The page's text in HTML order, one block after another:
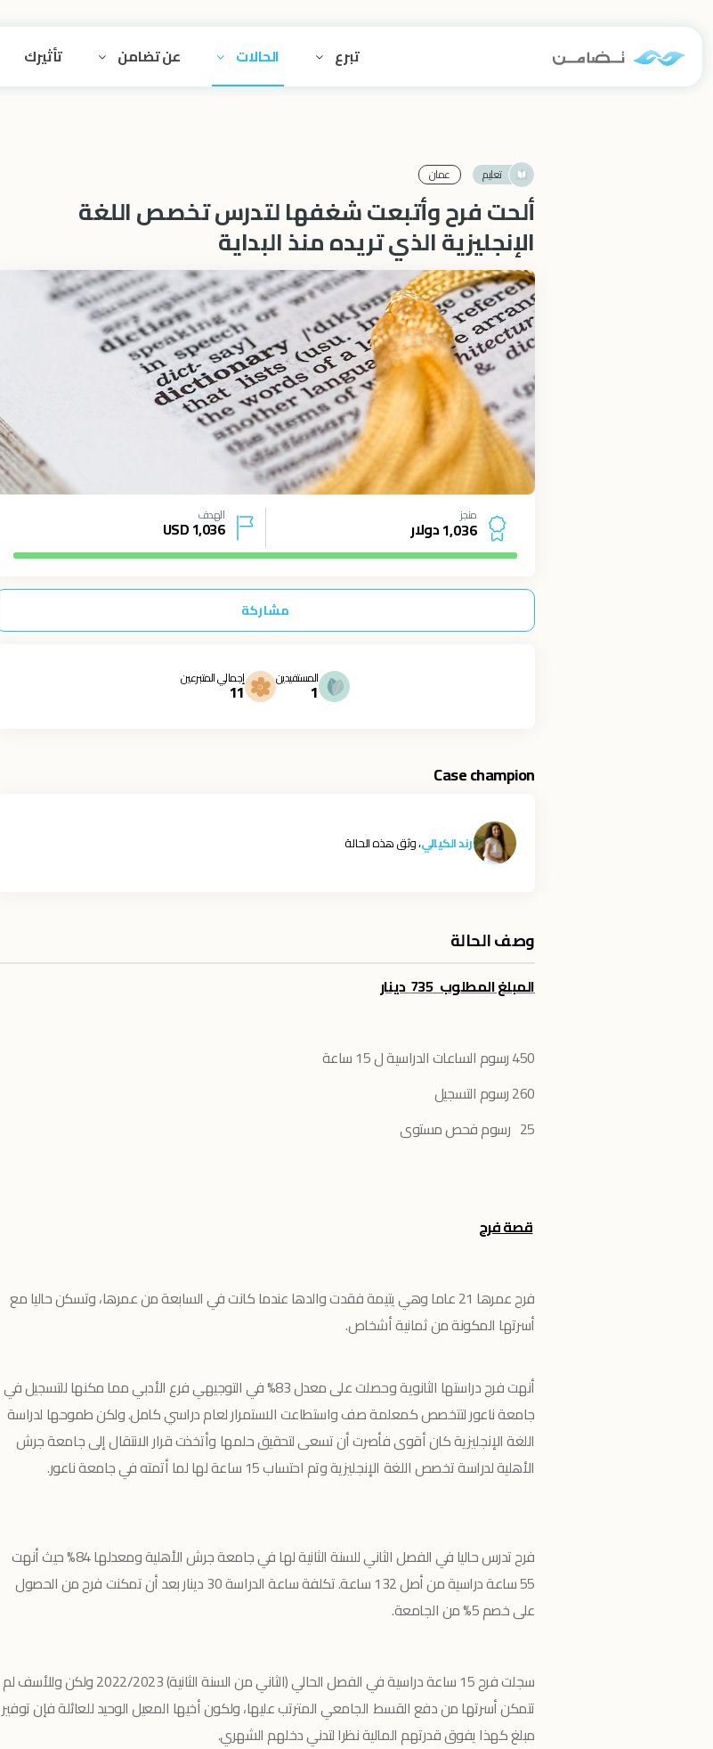
تبرع الحالات عن تضامن تأثيرك
تعليم عمان
ألحت فرح وأتبعت شغفها لتدرس تخصص اللغة
الإنجليزية الذي تريده منذ البداية
منجز
1,036 دولار
الهدف
1,036
USD
مشاركة
المستفيدين
1
إجمالي المتبرعين
11
Case champion
رند الكيالي، وثق هذه الحالة
وصف الحالة
المبلغ المطلوب 735 دينار
450 رسوم الساعات الدراسية ل 15 ساعة
260 رسوم التسجيل
25 رسوم فحص مستوى
قصة فرح
فرح عمرها 21 عاما وهي يتيمة فقدت والدها عندما كانت في السابعة من عمرها، وتسكن حاليا مع
أسرتها المكونة من ثمانية أشخاص.
أنهت فرح دراستها الثانوية وحصلت على معدل 83% في التوجيهي فرع الأدبي مما مكنها للتسجيل في
جامعة ناعور لتتخصص كمعلمة صف واستطاعت الاستمرار لعام دراسي كامل. ولكن طموحها لدراسة
اللغة الإنجليزية كان أقوى فأصرت أن تسعى لتحقيق حلمها وأتخذت قرار الانتقال إلى جامعة جرش
الأهلية لدراسة تخصص اللغة الإنجليزية وتم احتساب 15 ساعة لها لما أتمته في جامعة ناعور.
فرح تدرس حاليا في الفصل الثاني للسنة الثانية لها في جامعة جرش الأهلية ومعدلها 84% حيث أنهت
55 ساعة دراسية من أصل 132 ساعة. تكلفة ساعة الدراسة 30 دينار بعد أن تمكنت فرح من الحصول
على خصم 5% من الجامعة.
سجلت فرح 15 ساعة دراسية في الفصل الحالي (الثاني من السنة الثانية) 2022/2023 ولكن وللأسف لم
تتمكن أسرتها من دفع القسط الجامعي المترتب عليها، ولكون أخيها المعيل الوحيد للعائلة فإن توفير
مبلغ كهذا يفوق قدرتهم المالية نظرا لتدني دخلهم الشهري.